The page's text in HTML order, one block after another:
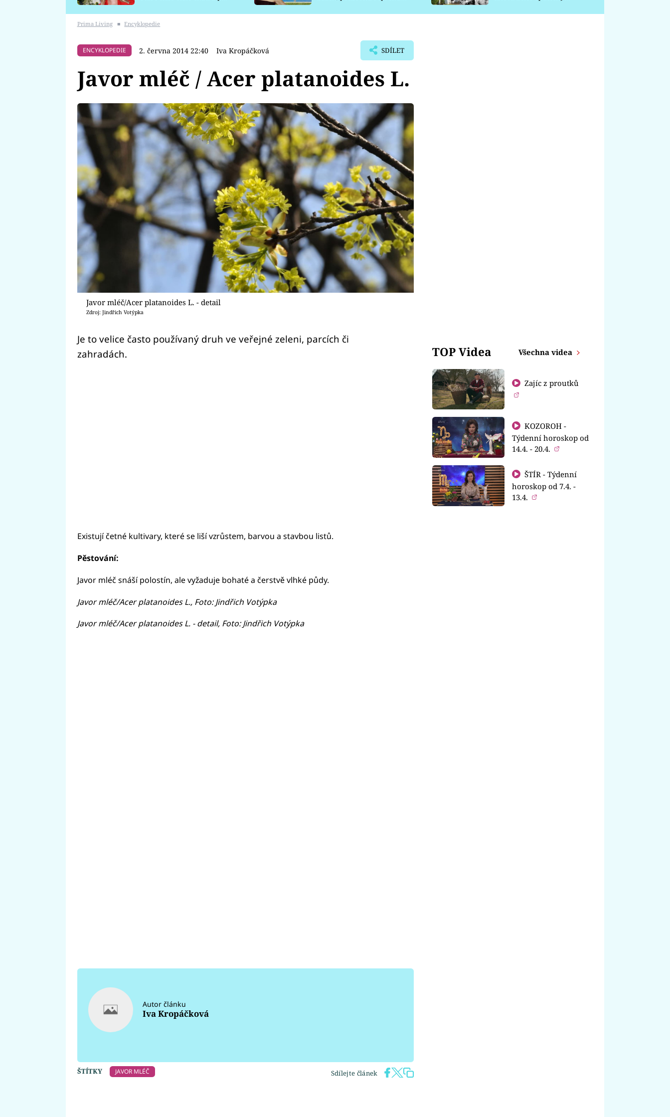
Prima Living ■ Encyklopedie
ENCYKLOPEDIE 2. června 2014 22:40 Iva Kropáčková SDÍLET
Javor mléč / Acer platanoides L.
Javor mléč/Acer platanoides L. - detail
Zdroj: Jindřich Votýpka
Je to velice často používaný druh ve veřejné zeleni, parcích či
zahradách.
Existují četné kultivary, které se liší vzrůstem, barvou a stavbou listů.
Pěstování:
Javor mléč snáší polostín, ale vyžaduje bohaté a čerstvě vlhké půdy.
Javor mléč/Acer platanoides L., Foto: Jindřich Votýpka
Javor mléč/Acer platanoides L. - detail, Foto: Jindřich Votýpka
Autor článku
Iva Kropáčková
Sdílejte článek
ŠTÍTKY JAVOR MLÉČ
TOP Videa Všechna videa
Zajíc z proutků
KOZOROH -
Týdenní horoskop od
14.4. - 20.4.
ŠTÍR - Týdenní
horoskop od 7.4. -
13.4.